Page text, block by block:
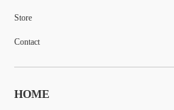
Store
Contact
HOME